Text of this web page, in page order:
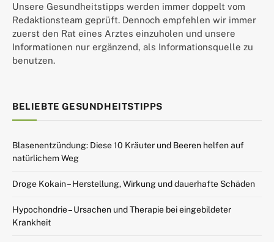
Unsere Gesundheitstipps werden immer doppelt vom
Redaktionsteam geprüft. Dennoch empfehlen wir immer
zuerst den Rat eines Arztes einzuholen und unsere
Informationen nur ergänzend, als Informationsquelle zu
benutzen.
BELIEBTE GESUNDHEITSTIPPS
Blasenentzündung: Diese 10 Kräuter und Beeren helfen auf
natürlichem Weg
Droge Kokain – Herstellung, Wirkung und dauerhafte Schäden
Hypochondrie – Ursachen und Therapie bei eingebildeter
Krankheit